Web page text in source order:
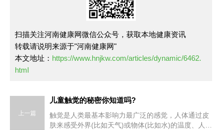
扫描关注河南健康网微信公众号，获取本地健康资讯
转载请说明来源于"河南健康网"
本文地址： https://www.hnjkw.com/articles/dynamic/6462.
html
上一篇
儿童触觉的秘密你知道吗?
触觉是人类最基本影响力最广泛的感觉，人体通过皮
肤来感受外界(比如天气)或物体(比如水)的温度、人体